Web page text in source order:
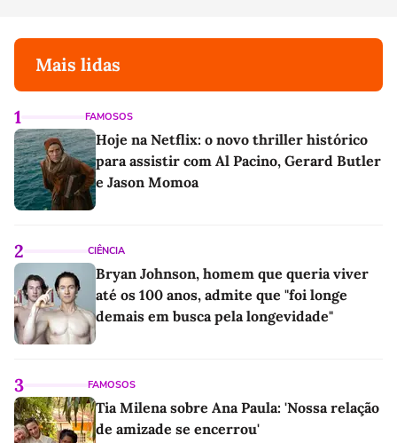
Mais lidas
1 FAMOSOS
Hoje na Netflix: o novo thriller histórico
para assistir com Al Pacino, Gerard Butler
e Jason Momoa
2 CIÊNCIA
Bryan Johnson, homem que queria viver
até os 100 anos, admite que "foi longe
demais em busca pela longevidade"
3 FAMOSOS
Tia Milena sobre Ana Paula: 'Nossa relação
de amizade se encerrou'